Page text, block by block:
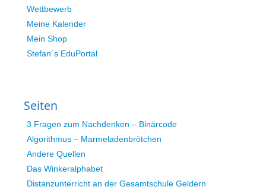
Wettbewerb
Meine Kalender
Mein Shop
Stefan´s EduPortal
Seiten
3 Fragen zum Nachdenken – Binärcode
Algorithmus – Marmeladenbrötchen
Andere Quellen
Das Winkeralphabet
Distanzunterricht an der Gesamtschule Geldern